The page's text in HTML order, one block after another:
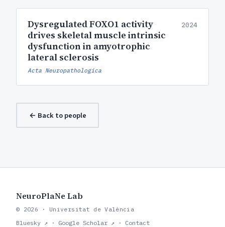
Dysregulated FOXO1 activity
drives skeletal muscle intrinsic
dysfunction in amyotrophic
lateral sclerosis
2024
Acta Neuropathologica
← Back to people
NeuroPlaNe Lab
© 2026 · Universitat de València
Bluesky ↗ · Google Scholar ↗ · Contact